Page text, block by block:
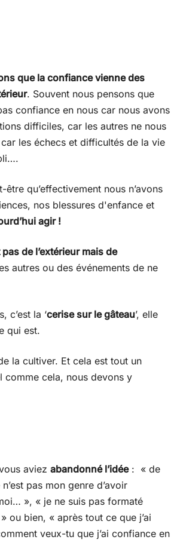
que la confiance vienne des
. Souvent nous pensons que
confiance en nous car nous avons
difficiles, car les autres ne nous
les échecs et difficultés de la vie
être qu’effectivement nous n’avons
nos blessures d'enfance et
agir !
de l’extérieur mais de
autres ou des événements de ne
c’est la ‘cerise sur le gâteau’, elle
qui est.
la cultiver. Et cela est tout un
comme cela, nous devons y
aviez abandonné l’idée: « de
pas mon genre d’avoir
», « je ne suis pas formaté
ou bien, « après tout ce que j’ai
veux-tu que j’ai confiance en